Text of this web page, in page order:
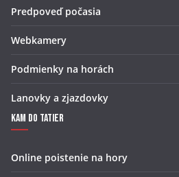
Predpoveď počasia
Webkamery
Podmienky na horách
Lanovky a zjazdovky
Kam do Tatier
Online poistenie na hory